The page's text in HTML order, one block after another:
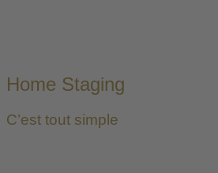
Home Staging
C’est tout simple